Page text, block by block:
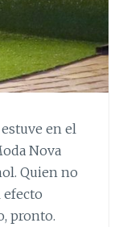
en el
Nova
Quien no
efecto
pronto.